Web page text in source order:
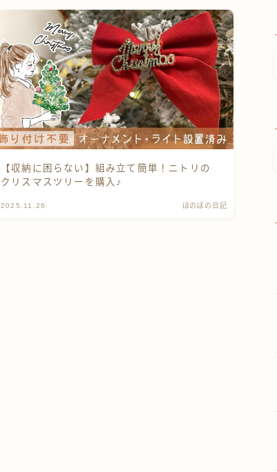
プロフィール
お問い合わせ
伊豆のうり坊プーちゃんズ
【収納に困らない】組み立て簡単！ニトリの
クリスマスツリーを購入♪
2025.11.26 ほのぼの日記